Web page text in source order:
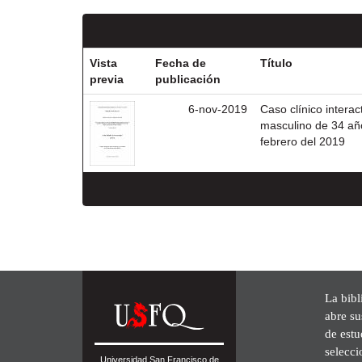
Vista
previa
Fecha de
publicación
Título
6-nov-2019
Caso clínico
masculino de 34
febrero del 2019
Universidad San Francisco de
La
abre
de